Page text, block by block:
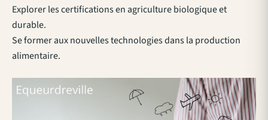
Explorer les certifications en agriculture biologique et
durable.
Se former aux nouvelles technologies dans la production
alimentaire.